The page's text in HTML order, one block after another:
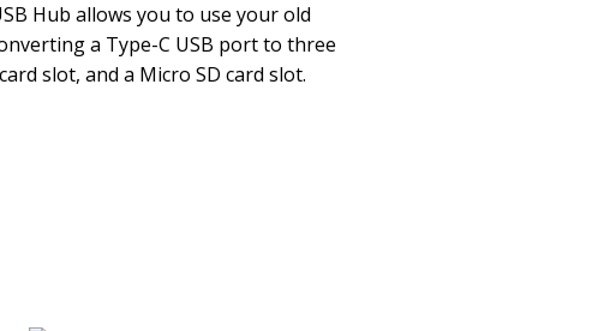
Hub allows you to use your old
a Type-C USB port to three
slot, and a Micro SD card slot.